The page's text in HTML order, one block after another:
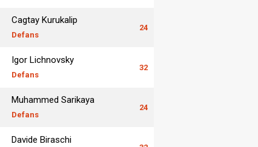
Cagtay Kurukalip
Defans
24
Igor Lichnovsky
Defans
32
Muhammed Sarikaya
Defans
24
Davide Biraschi